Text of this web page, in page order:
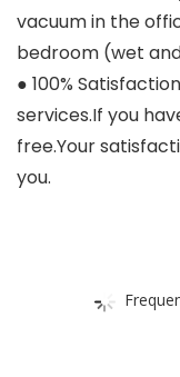
vacuum in the
bedroom (wet
● 100%
services.If you
free.Your
you.